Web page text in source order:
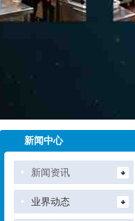
新闻中心
新闻资讯
业界动态